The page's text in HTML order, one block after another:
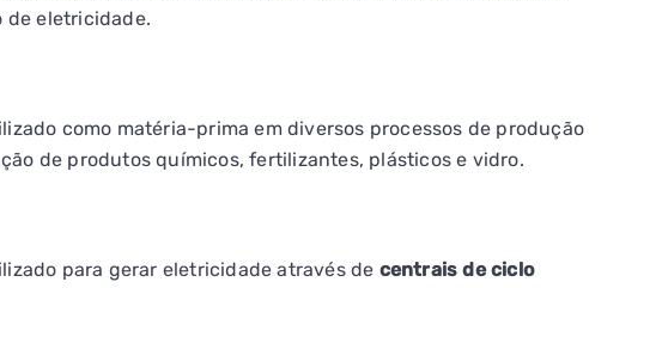
de eletricidade.
como matéria-prima em diversos processos de produção
de produtos químicos, fertilizantes, plásticos e vidro.
para gerar eletricidade através de centrais de ciclo